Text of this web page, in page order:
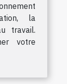
la
travail.
votre